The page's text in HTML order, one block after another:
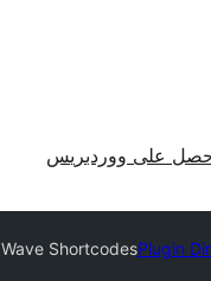
على ووردبريس
Plugin
Wave Shortcodes